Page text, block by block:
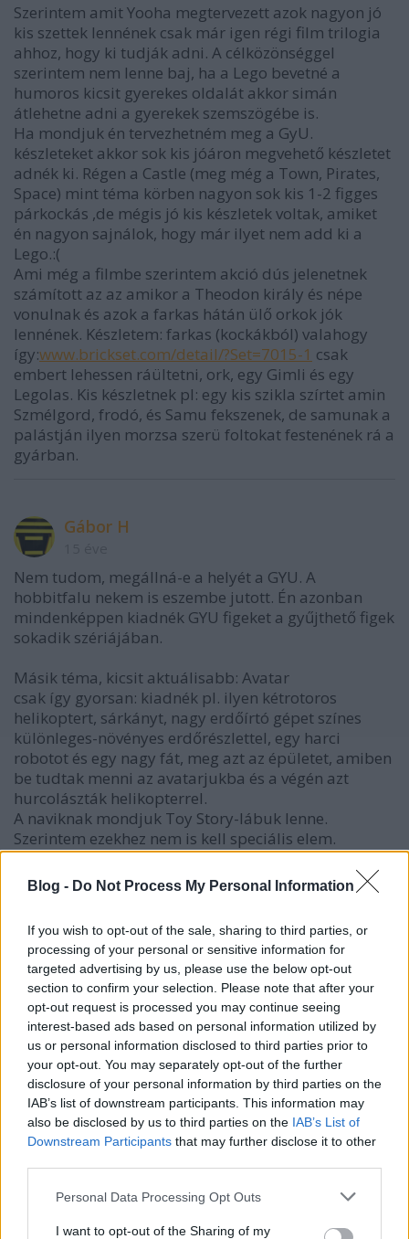
Blog - Do Not Process My Personal Information
If you wish to opt-out of the sale, sharing to third parties, or
processing of your personal or sensitive information for
targeted advertising by us, please use the below opt-out
section to confirm your selection. Please note that after your
opt-out request is processed you may continue seeing
interest-based ads based on personal information utilized by
us or personal information disclosed to third parties prior to
your opt-out. You may separately opt-out of the further
disclosure of your personal information by third parties on the
IAB’s list of downstream participants. This information may
also be disclosed by us to third parties on the IAB’s List of
Downstream Participants that may further disclose it to other
Please note that this website/app uses one or more Google
not limited to your visit or usage behaviour. You may click to
Personal Data Processing Opt Outs
I want to opt-out of the Sharing of my
Szerintem amit Yooha megtervezett azok nagyon jó
kis szettek lennének csak már igen régi film trilogia
ahhoz, hogy ki tudják adni. A célközönséggel
szerintem nem lenne baj, ha a Lego bevetné a
humoros kicsit gyerekes oldalát akkor simán
átlehetne adni a gyerekek szemszögébe is.
Ha mondjuk én tervezhetném meg a GyU.
készleteket akkor sok kis jóáron megvehető készletet
adnék ki. Régen a Castle (meg még a Town, Pirates,
Space) mint téma körben nagyon sok kis 1-2 figges
párkockás ,de mégis jó kis készletek voltak, amiket
én nagyon sajnálok, hogy már ilyet nem add ki a
Lego.:(
Ami még a filmbe szerintem akció dús jelenetnek
számított az az amikor a Theodon király és népe
vonulnak és azok a farkas hátán ülő orkok jók
lennének. Készletem: farkas (kockákból) valahogy
így:www.brickset.com/detail/?Set=7015-1 csak
embert lehessen ráültetni, ork, egy Gimli és egy
Legolas. Kis készletnek pl: egy kis szikla szírtet amin
Szmélgord, frodó, és Samu fekszenek, de samunak a
palástján ilyen morzsa szerü foltokat festenének rá a
gyárban.
Gábor H
Nem tudom, megállná-e a helyét a GYU. A
hobbitfalu nekem is eszembe jutott. Én azonban
mindenképpen kiadnék GYU figeket a gyűjthető figek
sokadik szériájában.
Másik téma, kicsit aktuálisabb: Avatar
csak így gyorsan: kiadnék pl. ilyen kétrotoros
helikoptert, sárkányt, nagy erdőírtó gépet színes
különleges-növényes erdőrészlettel, egy harci
robotot és egy nagy fát, meg azt az épületet, amiben
be tudtak menni az avatarjukba és a végén azt
hurcolászták helikopterrel.
A naviknak mondjuk Toy Story-lábuk lenne.
Szerintem ezekhez nem is kell speciális elem.
15 éve
@tutuka: oldalbetöltéskor "elmúltál-e már 18?"; ha
igen, akkor kidob :-) vagy egyszerűen "AFOL-e vagy?"
ha tudod mi az, akkor már bukó... :-)
Yooha
15 éve
Egy hónapja láttam a boltban akciósan egy
licenszelt készletet (1-2 éve jelent meg) és
megállapítottam, hogy egy 30 éves jelenet van rajta!
régebbi filmek a 80-as években készültek belőle.
Ennyi erővel a Hobbit film kapcsán is lehetnének